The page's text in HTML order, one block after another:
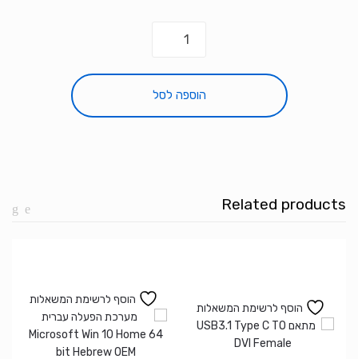
פנל
שערות
הוספה לסל
Related products
הוסף לרשימת המשאלות
הוסף לרשימת המשאלות